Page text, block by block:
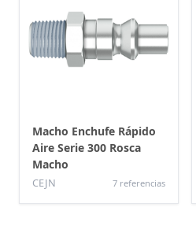
Macho Enchufe Rápido
Aire Serie 300 Rosca
Macho
CEJN 7 referencias